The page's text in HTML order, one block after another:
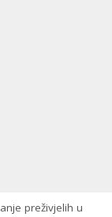
preživjelih u